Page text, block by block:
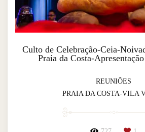
Culto de Celebração-Ceia-
Praia da Costa-
REUNIÕES
PRAIA DA COSTA-VILA